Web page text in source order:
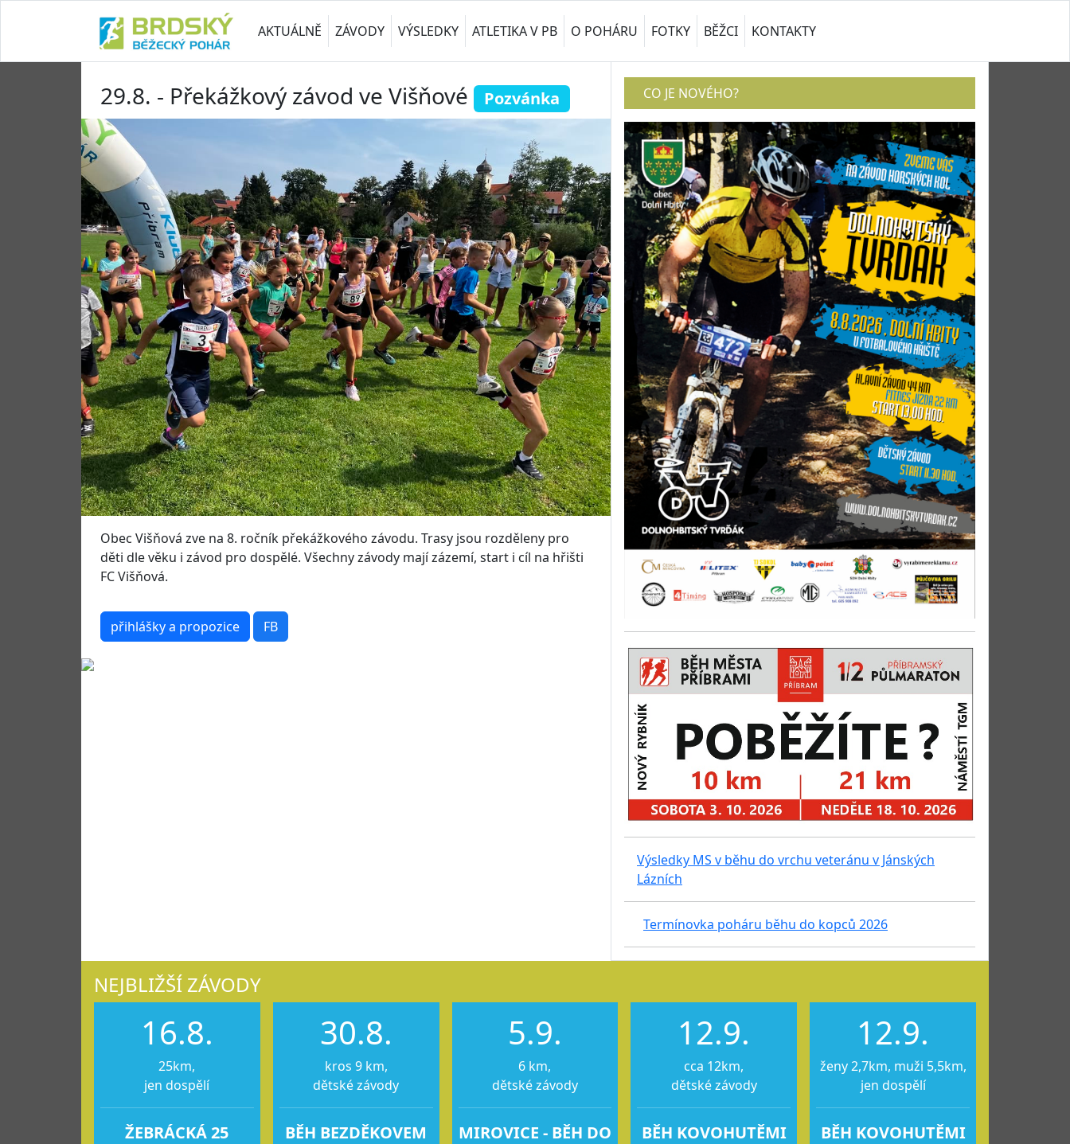
AKTUÁLNĚ ZÁVODY VÝSLEDKY ATLETIKA V PB O POHÁRU FOTKY BĚŽCI KONTAKTY
29.8. - Překážkový závod ve Višňové Pozvánka
Obec Višňová zve na 8. ročník překážkového závodu. Trasy jsou rozděleny pro
děti dle věku i závod pro dospělé. Všechny závody mají zázemí, start i cíl na hřišti
FC Višňová.
přihlášky a propozice FB
CO JE NOVÉHO?
Výsledky MS v běhu do vrchu veteránu v Jánských
Lázních
Termínovka poháru běhu do kopců 2026
NEJBLIŽŠÍ ZÁVODY
16.8.
25km,
jen dospělí
ŽEBRÁCKÁ 25
30.8.
kros 9 km,
dětské závody
BĚH BEZDĚKOVEM
5.9.
6 km,
dětské závody
MIROVICE - BĚH DO
12.9.
cca 12km,
dětské závody
BĚH KOVOHUTĚMI
12.9.
ženy 2,7km, muži 5,5km,
jen dospělí
BĚH KOVOHUTĚMI